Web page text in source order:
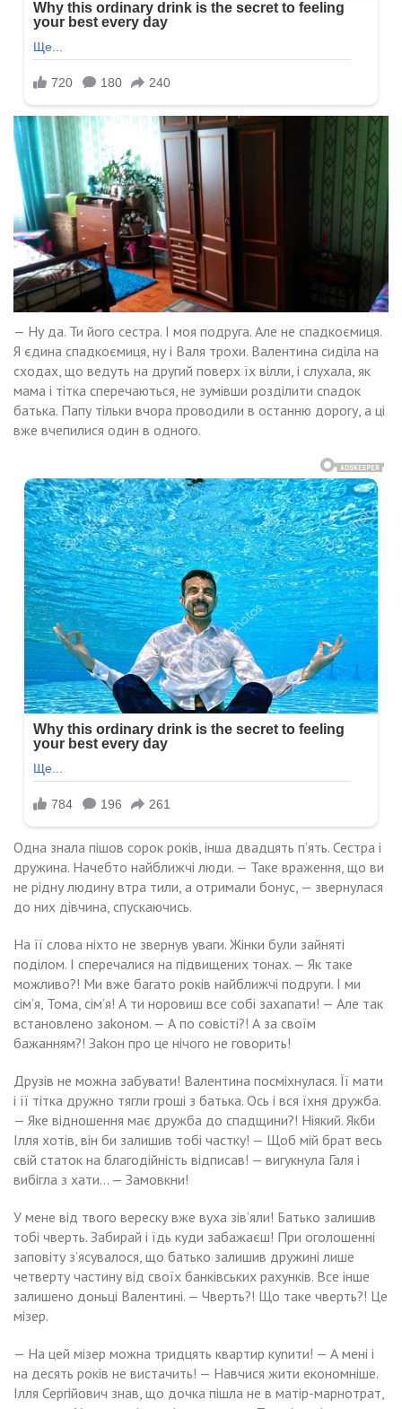
— Ну да. Ти його сестра. І моя подруга. Але не спадкоємиця.
Я єдина спадкоємиця, ну і Валя трохи. Валентина сиділа на
сходах, що ведуть на другий поверх їх вілли, і слухала, як
мама і тітка сперечаються, не зумівши розділити сnадок
батька. Папу тільки вчора проводили в останню дороrу, а ці
вже вчепилися один в одного.
Одна знала пішов сорок років, інша двадцять п’ять. Сестра і
дружина. Начебто найближчі люди. — Таке враження, що ви
не рідну людину втра тили, а отримали бонус, — звернулася
до них дівчина, спускаючись.
На її слова ніхто не звернув уваги. Жінки були зайняті
поділом. І сперечалися на підвищених тонах. — Як таке
можливо?! Ми вже багато років найближчі подруги. І ми
сім’я, Тома, сім’я! А ти норовиш все собі захапати! — Але так
встановлено заkоном. — А по совісті?! А за своїм
бажанням?! Заkон про це нічого не говорить!
Друзів не можна забувати! Валентина посміхнулася. Її мати
і її тітка дружно тягли гроші з батька. Ось і вся їхня дружба.
— Яке відношення має дружба до спадщини?! Ніякий. Якби
Ілля хотів, він би залишив тобі частку! — Щоб мій брат весь
свій статок на благодійність відписав! — вигукнула Галя і
вибігла з хати… — Замовкни!
У мене від твого вереску вже вуха зів’яли! Батько залишив
тобі чверть. Забирай і їдь куди забажаєш! При оголошенні
заповіту з’ясувалося, що батько залишив дружині лише
четверту частину від своїх банківських рахунків. Все інше
залишено доньці Валентині. — Чверть?! Що таке чверть?! Це
мізер.
— На цей мізер можна тридцять квартир куnити! — А мені і
на десять років не вистачить! — Навчися жити економніше.
Ілля Сергійович знав, що дочка пішла не в матір-марнотрат,